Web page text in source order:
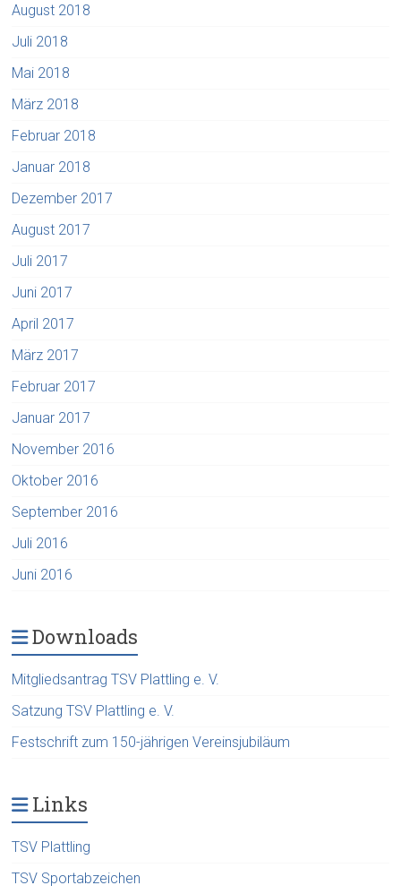
August 2018
Juli 2018
Mai 2018
März 2018
Februar 2018
Januar 2018
Dezember 2017
August 2017
Juli 2017
Juni 2017
April 2017
März 2017
Februar 2017
Januar 2017
November 2016
Oktober 2016
September 2016
Juli 2016
Juni 2016
Downloads
Mitgliedsantrag TSV Plattling e. V.
Satzung TSV Plattling e. V.
Festschrift zum 150-jährigen Vereinsjubiläum
Links
TSV Plattling
TSV Sportabzeichen